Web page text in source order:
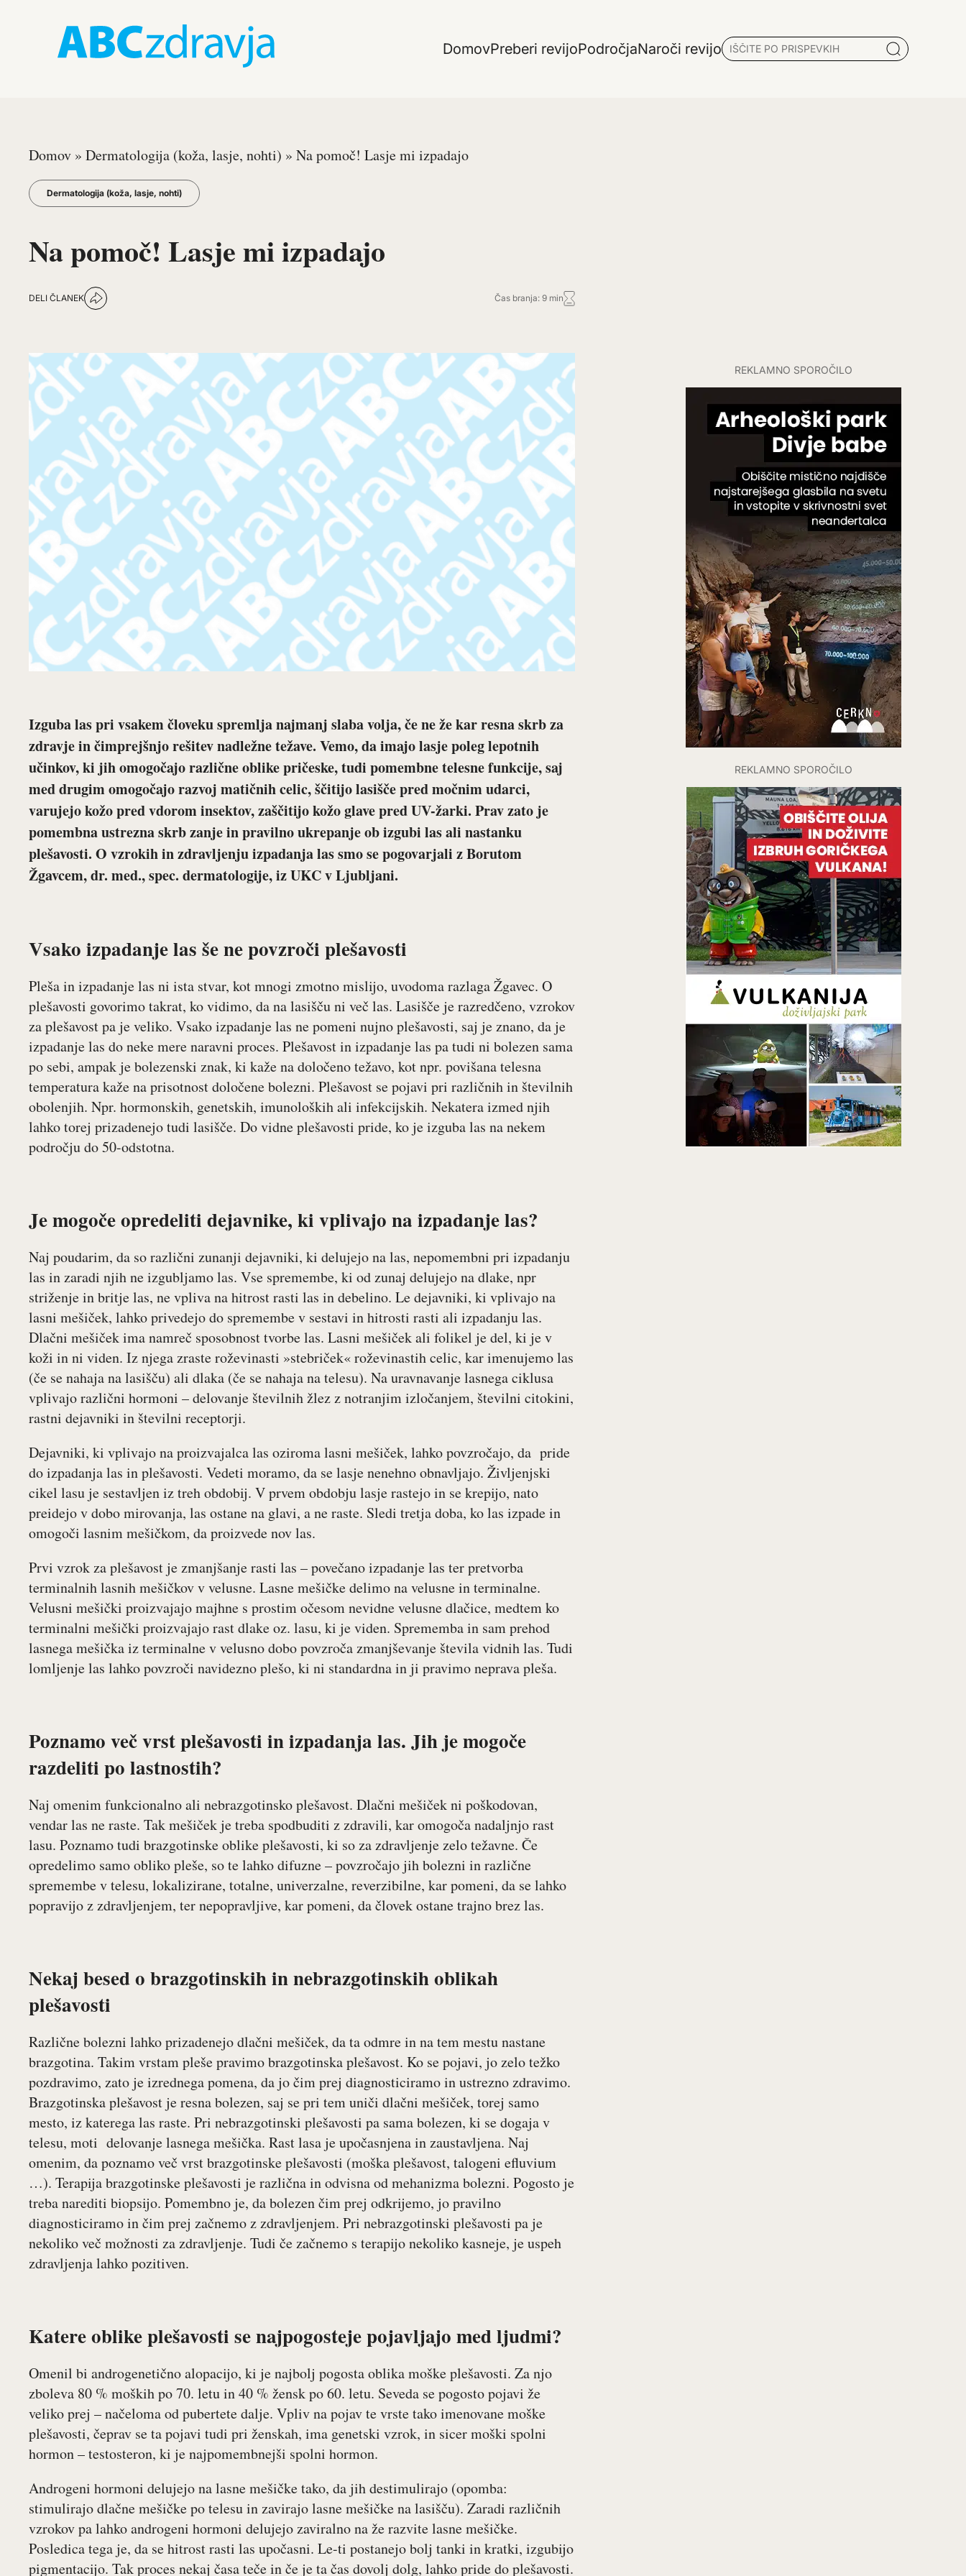
DomovPreberi revijoPodročjaNaroči revijo
Domov » Dermatologija (koža, lasje, nohti) » Na pomoč! Lasje mi izpadajo
Dermatologija (koža, lasje, nohti)
Na pomoč! Lasje mi izpadajo
DELI ČLANEK Čas branja: 9 min
Izguba las pri vsakem človeku spremlja najmanj slaba volja, če ne že kar resna skrb za
zdravje in čimprejšnjo rešitev nadležne težave. Vemo, da imajo lasje poleg lepotnih
učinkov, ki jih omogočajo različne oblike pričeske, tudi pomembne telesne funkcije, saj
med drugim omogočajo razvoj matičnih celic, ščitijo lasišče pred močnim udarci,
varujejo kožo pred vdorom insektov, zaščitijo kožo glave pred UV-žarki. Prav zato je
pomembna ustrezna skrb zanje in pravilno ukrepanje ob izgubi las ali nastanku
plešavosti. O vzrokih in zdravljenju izpadanja las smo se pogovarjali z Borutom
Žgavcem, dr. med., spec. dermatologije, iz UKC v Ljubljani.
Vsako izpadanje las še ne povzroči plešavosti
Pleša in izpadanje las ni ista stvar, kot mnogi zmotno mislijo, uvodoma razlaga Žgavec. O
plešavosti govorimo takrat, ko vidimo, da na lasišču ni več las. Lasišče je razredčeno, vzrokov
za plešavost pa je veliko. Vsako izpadanje las ne pomeni nujno plešavosti, saj je znano, da je
izpadanje las do neke mere naravni proces. Plešavost in izpadanje las pa tudi ni bolezen sama
po sebi, ampak je bolezenski znak, ki kaže na določeno težavo, kot npr. povišana telesna
temperatura kaže na prisotnost določene bolezni. Plešavost se pojavi pri različnih in številnih
obolenjih. Npr. hormonskih, genetskih, imunoloških ali infekcijskih. Nekatera izmed njih
lahko torej prizadenejo tudi lasišče. Do vidne plešavosti pride, ko je izguba las na nekem
področju do 50-odstotna.
Je mogoče opredeliti dejavnike, ki vplivajo na izpadanje las?
Naj poudarim, da so različni zunanji dejavniki, ki delujejo na las, nepomembni pri izpadanju
las in zaradi njih ne izgubljamo las. Vse spremembe, ki od zunaj delujejo na dlake, npr
striženje in britje las, ne vpliva na hitrost rasti las in debelino. Le dejavniki, ki vplivajo na
lasni mešiček, lahko privedejo do spremembe v sestavi in hitrosti rasti ali izpadanju las.
Dlačni mešiček ima namreč sposobnost tvorbe las. Lasni mešiček ali folikel je del, ki je v
koži in ni viden. Iz njega zraste roževinasti »stebriček« roževinastih celic, kar imenujemo las
(če se nahaja na lasišču) ali dlaka (če se nahaja na telesu). Na uravnavanje lasnega ciklusa
vplivajo različni hormoni – delovanje številnih žlez z notranjim izločanjem, številni citokini,
rastni dejavniki in številni receptorji.
Dejavniki, ki vplivajo na proizvajalca las oziroma lasni mešiček, lahko povzročajo, da pride
do izpadanja las in plešavosti. Vedeti moramo, da se lasje nenehno obnavljajo. Življenjski
cikel lasu je sestavljen iz treh obdobij. V prvem obdobju lasje rastejo in se krepijo, nato
preidejo v dobo mirovanja, las ostane na glavi, a ne raste. Sledi tretja doba, ko las izpade in
omogoči lasnim mešičkom, da proizvede nov las.
Prvi vzrok za plešavost je zmanjšanje rasti las – povečano izpadanje las ter pretvorba
terminalnih lasnih mešičkov v velusne. Lasne mešičke delimo na velusne in terminalne.
Velusni mešički proizvajajo majhne s prostim očesom nevidne velusne dlačice, medtem ko
terminalni mešički proizvajajo rast dlake oz. lasu, ki je viden. Sprememba in sam prehod
lasnega mešička iz terminalne v velusno dobo povzroča zmanjševanje števila vidnih las. Tudi
lomljenje las lahko povzroči navidezno plešo, ki ni standardna in ji pravimo neprava pleša.
Poznamo več vrst plešavosti in izpadanja las. Jih je mogoče
razdeliti po lastnostih?
Naj omenim funkcionalno ali nebrazgotinsko plešavost. Dlačni mešiček ni poškodovan,
vendar las ne raste. Tak mešiček je treba spodbuditi z zdravili, kar omogoča nadaljnjo rast
lasu. Poznamo tudi brazgotinske oblike plešavosti, ki so za zdravljenje zelo težavne. Če
opredelimo samo obliko pleše, so te lahko difuzne – povzročajo jih bolezni in različne
spremembe v telesu, lokalizirane, totalne, univerzalne, reverzibilne, kar pomeni, da se lahko
popravijo z zdravljenjem, ter nepopravljive, kar pomeni, da človek ostane trajno brez las.
Nekaj besed o brazgotinskih in nebrazgotinskih oblikah
plešavosti
Različne bolezni lahko prizadenejo dlačni mešiček, da ta odmre in na tem mestu nastane
brazgotina. Takim vrstam pleše pravimo brazgotinska plešavost. Ko se pojavi, jo zelo težko
pozdravimo, zato je izrednega pomena, da jo čim prej diagnosticiramo in ustrezno zdravimo.
Brazgotinska plešavost je resna bolezen, saj se pri tem uniči dlačni mešiček, torej samo
mesto, iz katerega las raste. Pri nebrazgotinski plešavosti pa sama bolezen, ki se dogaja v
telesu, moti delovanje lasnega mešička. Rast lasa je upočasnjena in zaustavljena. Naj
omenim, da poznamo več vrst brazgotinske plešavosti (moška plešavost, talogeni efluvium
…). Terapija brazgotinske plešavosti je različna in odvisna od mehanizma bolezni. Pogosto je
treba narediti biopsijo. Pomembno je, da bolezen čim prej odkrijemo, jo pravilno
diagnosticiramo in čim prej začnemo z zdravljenjem. Pri nebrazgotinski plešavosti pa je
nekoliko več možnosti za zdravljenje. Tudi če začnemo s terapijo nekoliko kasneje, je uspeh
zdravljenja lahko pozitiven.
Katere oblike plešavosti se najpogosteje pojavljajo med ljudmi?
Omenil bi androgenetično alopacijo, ki je najbolj pogosta oblika moške plešavosti. Za njo
zboleva 80 % moških po 70. letu in 40 % žensk po 60. letu. Seveda se pogosto pojavi že
veliko prej – načeloma od pubertete dalje. Vpliv na pojav te vrste tako imenovane moške
plešavosti, čeprav se ta pojavi tudi pri ženskah, ima genetski vzrok, in sicer moški spolni
hormon – testosteron, ki je najpomembnejši spolni hormon.
Androgeni hormoni delujejo na lasne mešičke tako, da jih destimulirajo (opomba:
stimulirajo dlačne mešičke po telesu in zavirajo lasne mešičke na lasišču). Zaradi različnih
vzrokov pa lahko androgeni hormoni delujejo zaviralno na že razvite lasne mešičke.
Posledica tega je, da se hitrost rasti las upočasni. Le-ti postanejo bolj tanki in kratki, izgubijo
pigmentacijo. Tak proces nekaj časa teče in če je ta čas dovolj dolg, lahko pride do plešavosti.
REKLAMNO SPOROČILO
REKLAMNO SPOROČILO